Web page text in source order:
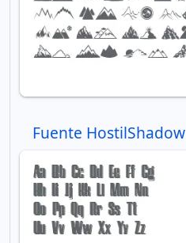
Fuente HostilShadow